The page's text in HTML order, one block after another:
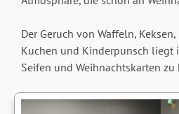
Der Geruch von Waffeln,
Kuchen und Kinderpunsch liegt
Seifen und Weihnachtskarten zu